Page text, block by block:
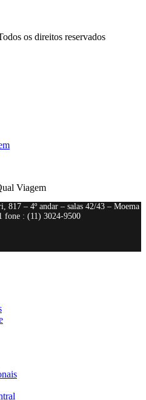
os direitos reservados
Viagem
817 – 4º andar – salas 42/43 – Moema
fone : (11) 3024-9500